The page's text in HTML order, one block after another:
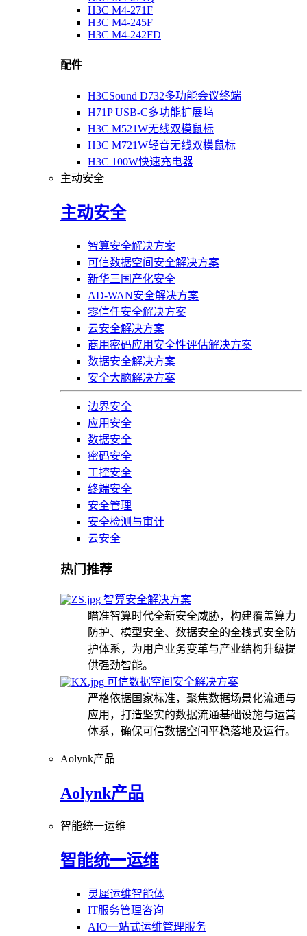
H3C M4-271F
H3C M4-245F
H3C M4-242FD
配件
H3CSound D732多功能会议终端
H71P USB-C多功能扩展坞
H3C M521W无线双模鼠标
H3C M721W轻音无线双模鼠标
H3C 100W快速充电器
主动安全
主动安全
智算安全解决方案
可信数据空间安全解决方案
新华三国产化安全
AD-WAN安全解决方案
零信任安全解决方案
云安全解决方案
商用密码应用安全性评估解决方案
数据安全解决方案
安全大脑解决方案
边界安全
应用安全
数据安全
密码安全
工控安全
终端安全
安全管理
安全检测与审计
云安全
热门推荐
智算安全解决方案
瞄准智算时代全新安全威胁，构建覆盖算力
防护、模型安全、数据安全的全栈式安全防
护体系，为用户业务变革与产业结构升级提
供强劲智能。
可信数据空间安全解决方案
严格依据国家标准，聚焦数据场景化流通与
应用，打造坚实的数据流通基础设施与运营
体系，确保可信数据空间平稳落地及运行。
Aolynk产品
Aolynk产品
智能统一运维
智能统一运维
灵犀运维智能体
IT服务管理咨询
AIO一站式运维管理服务